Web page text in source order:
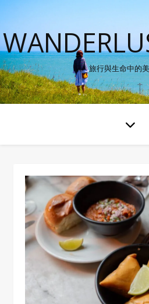
旅行與生命中的